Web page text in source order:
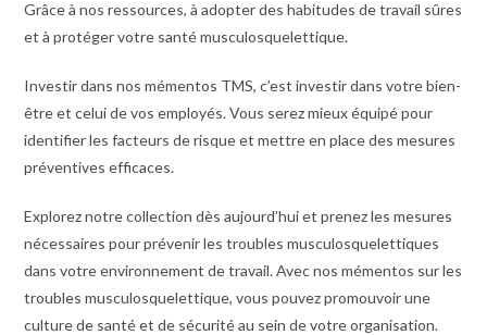
Grâce à nos ressources, à adopter des habitudes de travail sûres
et à protéger votre santé musculosquelettique.
Investir dans nos mémentos TMS, c’est investir dans votre bien-
être et celui de vos employés. Vous serez mieux équipé pour
identifier les facteurs de risque et mettre en place des mesures
préventives efficaces.
Explorez notre collection dès aujourd’hui et prenez les mesures
nécessaires pour prévenir les troubles musculosquelettiques
dans votre environnement de travail. Avec nos mémentos sur les
troubles musculosquelettique, vous pouvez promouvoir une
culture de santé et de sécurité au sein de votre organisation.